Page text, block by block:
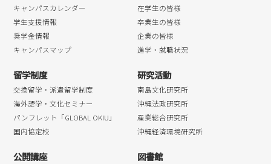
キャンパスカレンダー
学生支援情報
奨学金情報
キャンパスマップ
在学生の皆様
卒業生の皆様
企業の皆様
進学・就職状況
留学制度
交換留学・派遣留学制度
海外語学・文化セミナー
パンフレット「GLOBAL OKIU」
国内協定校
研究活動
南島文化研究所
沖縄法政研究所
産業総合研究所
沖縄経済環境研究所
公開講座 図書館